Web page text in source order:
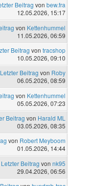
Beitrag von bew.fra
12.05.2026, 15:17
von Kettenhummel
11.05.2026, 06:59
Beitrag von tracshop
10.05.2026, 09:10
Letzter Beitrag von Roby
06.05.2026, 08:59
von Kettenhummel
05.05.2026, 07:23
Beitrag von Harald ML
03.05.2026, 08:35
von Robert Meyboom
01.05.2026, 14:44
Letzter Beitrag von nk95
29.04.2026, 06:56